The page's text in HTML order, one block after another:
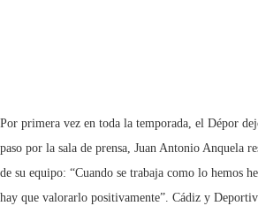
Por primera vez en toda la temporada, el Dépor
paso por la sala de prensa, Juan Antonio Anquela
de su equipo: “Cuando se trabaja como lo hemos
hay que valorarlo positivamente”. Cádiz y